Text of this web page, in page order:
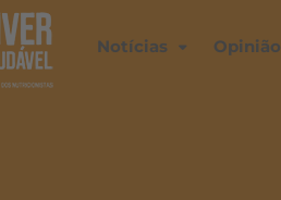
Notícias Opinião